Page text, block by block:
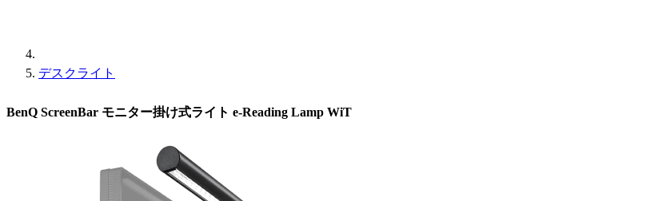
デスクライト
BenQ ScreenBar モニター掛け式ライト e-Reading Lamp WiT